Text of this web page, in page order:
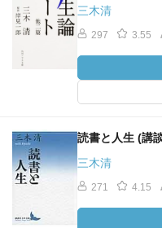
三木清
297 3.55
読書と人生 (講
三木清
271 4.15